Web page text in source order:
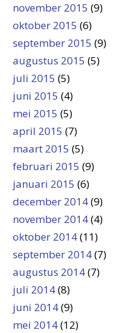
november 2015 (9)
oktober 2015 (6)
september 2015 (9)
augustus 2015 (5)
juli 2015 (5)
juni 2015 (4)
mei 2015 (5)
april 2015 (7)
maart 2015 (5)
februari 2015 (9)
januari 2015 (6)
december 2014(9)
november 2014(4)
oktober 2014(11)
september 2014(7)
augustus 2014(7)
juli 2014(8)
juni 2014(9)
mei 2014(12)